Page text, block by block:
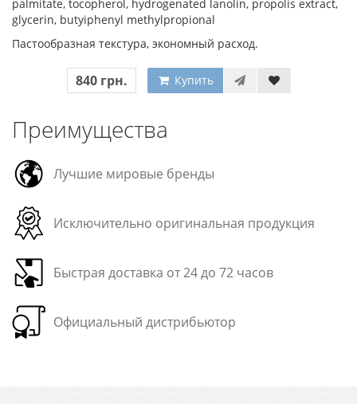
palmitate, tocopherol, hydrogenated lanolin, propolis extract,
glycerin, butyiphenyl methylpropional
Пастообразная текстура, экономный расход.
840 грн. Купить
Преимущества
Лучшие мировые бренды
Исключительно оригинальная продукция
Быстрая доставка от 24 до 72 часов
Официальный дистрибьютор